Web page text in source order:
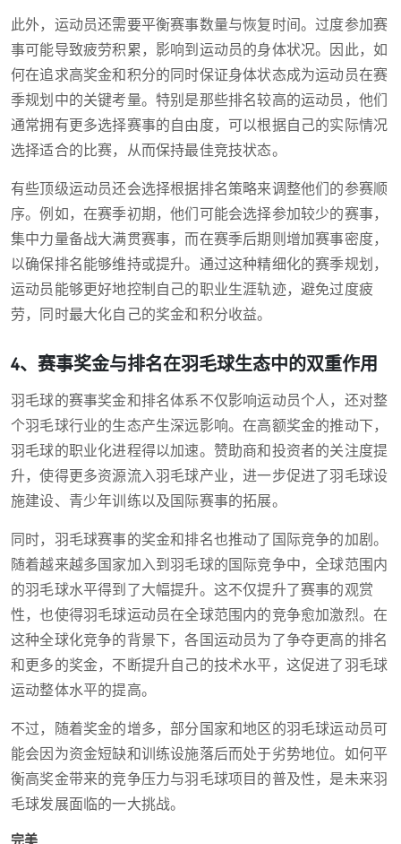
此外，运动员还需要平衡赛事数量与恢复时间。过度参加赛
事可能导致疲劳积累，影响到运动员的身体状况。因此，如
何在追求高奖金和积分的同时保证身体状态成为运动员在赛
季规划中的关键考量。特别是那些排名较高的运动员，他们
通常拥有更多选择赛事的自由度，可以根据自己的实际情况
选择适合的比赛，从而保持最佳竞技状态。
有些顶级运动员还会选择根据排名策略来调整他们的参赛顺
序。例如，在赛季初期，他们可能会选择参加较少的赛事，
集中力量备战大满贯赛事，而在赛季后期则增加赛事密度，
以确保排名能够维持或提升。通过这种精细化的赛季规划，
运动员能够更好地控制自己的职业生涯轨迹，避免过度疲
劳，同时最大化自己的奖金和积分收益。
4、赛事奖金与排名在羽毛球生态中的双重作用
羽毛球的赛事奖金和排名体系不仅影响运动员个人，还对整
个羽毛球行业的生态产生深远影响。在高额奖金的推动下，
羽毛球的职业化进程得以加速。赞助商和投资者的关注度提
升，使得更多资源流入羽毛球产业，进一步促进了羽毛球设
施建设、青少年训练以及国际赛事的拓展。
同时，羽毛球赛事的奖金和排名也推动了国际竞争的加剧。
随着越来越多国家加入到羽毛球的国际竞争中，全球范围内
的羽毛球水平得到了大幅提升。这不仅提升了赛事的观赏
性，也使得羽毛球运动员在全球范围内的竞争愈加激烈。在
这种全球化竞争的背景下，各国运动员为了争夺更高的排名
和更多的奖金，不断提升自己的技术水平，这促进了羽毛球
运动整体水平的提高。
不过，随着奖金的增多，部分国家和地区的羽毛球运动员可
能会因为资金短缺和训练设施落后而处于劣势地位。如何平
衡高奖金带来的竞争压力与羽毛球项目的普及性，是未来羽
毛球发展面临的一大挑战。